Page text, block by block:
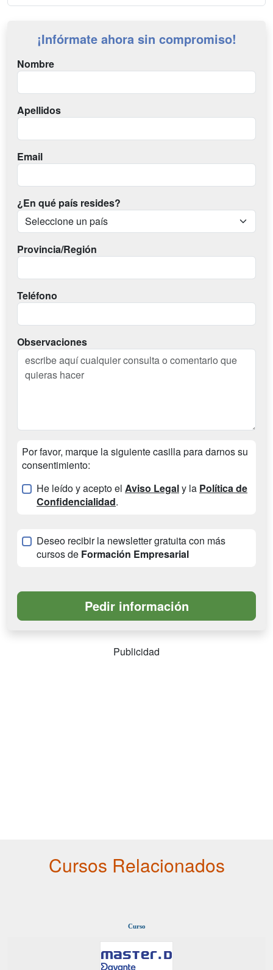
¡Infórmate ahora sin compromiso!
Nombre
Apellidos
Email
¿En qué país resides?
Provincia/Región
Teléfono
Observaciones
Por favor, marque la siguiente casilla para darnos su
consentimiento:
He leído y acepto el Aviso Legaly la Política de
Confidencialidad.
Deseo recibir la newsletter gratuita con más
cursos de Formación Empresarial
Publicidad
Cursos Relacionados
Curso